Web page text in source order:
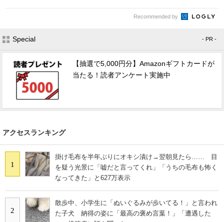
Recommended by
Special - PR -
【抽選で5,000円分】Amazonギフトカードが
当たる！読者アンケート実施中
アクセスランキング
1
掛け毛布を半年ぶりにオキシ漬け→翌朝見たら…… 目
を疑う光景に「嘘だと言ってくれ」「うちの毛布も怖く
なってきた」と627万表示
2
散歩中、小学生に「ぬいぐるみが歩いてる！」と言われ
た子犬 納得の姿に「最高の褒め言葉！」「遭遇した